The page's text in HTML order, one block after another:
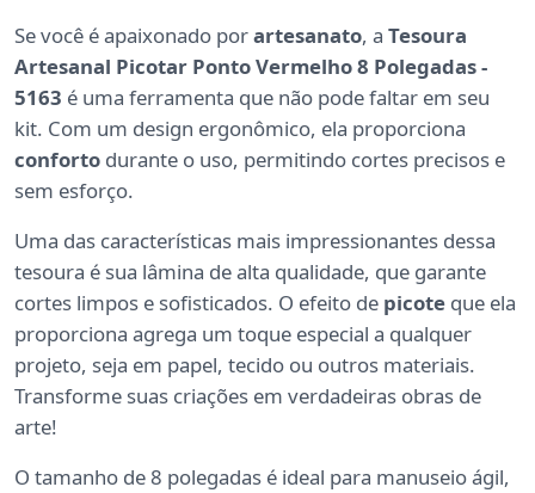
Se você é apaixonado porartesanato, a Tesoura
Artesanal Picotar Ponto Vermelho 8 Polegadas -
5163 é uma ferramenta que não pode faltar em seu
kit. Com um design ergonômico, ela proporciona
conforto durante o uso, permitindo cortes precisos e
sem esforço.
Uma das características mais impressionantes dessa
tesoura é sua lâmina de alta qualidade, que garante
cortes limpos e sofisticados. O efeito de picote que ela
proporciona agrega um toque especial a qualquer
projeto, seja em papel, tecido ou outros materiais.
Transforme suas criações em verdadeiras obras de
arte!
O tamanho de 8 polegadas é ideal para manuseio ágil,